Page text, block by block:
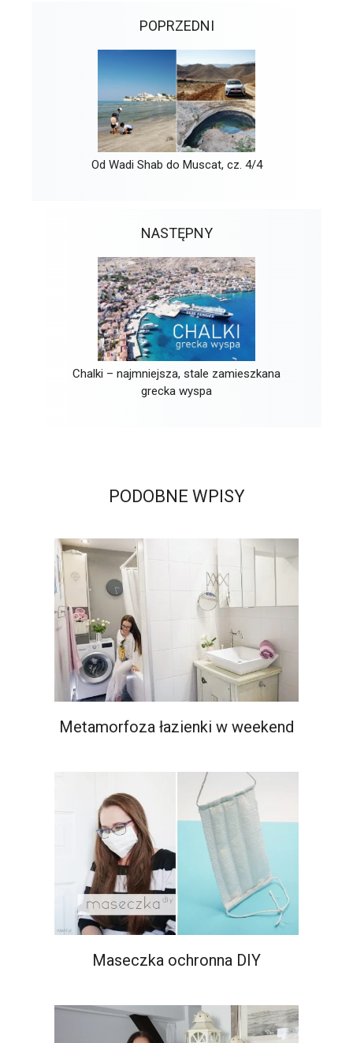
POPRZEDNI
Od Wadi Shab do Muscat, cz. 4/4
NASTĘPNY
Chalki – najmniejsza, stale zamieszkana
grecka wyspa
PODOBNE WPISY
Metamorfoza łazienki w weekend
Maseczka ochronna DIY